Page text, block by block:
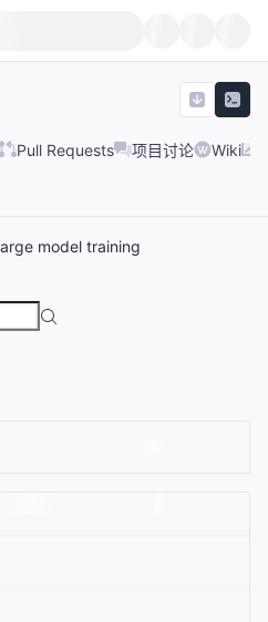
Pull Requests 项目讨论 Wiki
model training